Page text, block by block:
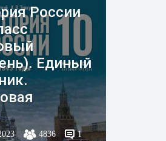
России
Единый
по 4836 1